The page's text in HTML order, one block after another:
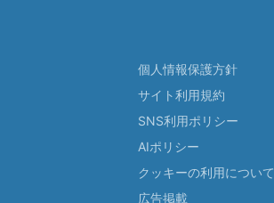
個人情報保護方針
サイト利用規約
SNS利用ポリシー
AIポリシー
クッキーの利用について
広告掲載